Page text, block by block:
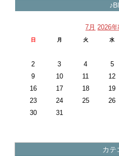
7月 2026年
日 月 火 水
2
3 4 5
9
10 11 12
16
17 18 19
23
24 25 26
30
31
カテ